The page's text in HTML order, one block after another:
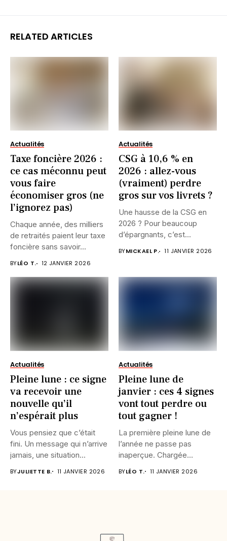
RELATED ARTICLES
Actualités
Taxe foncière 2026 :
ce cas méconnu peut
vous faire
économiser gros (ne
l’ignorez pas)
Chaque année, des milliers
de retraités paient leur taxe
foncière sans savoir...
BYLÉO T. 12 JANVIER 2026
Actualités
CSG à 10,6 % en
2026 : allez-vous
(vraiment) perdre
gros sur vos livrets ?
Une hausse de la CSG en
2026 ? Pour beaucoup
d’épargnants, c’est...
BYMICKAEL P. 11 JANVIER 2026
Actualités
Pleine lune : ce signe
va recevoir une
nouvelle qu’il
n’espérait plus
Vous pensiez que c’était
fini. Un message qui n’arrive
jamais, une situation...
BYJULIETTE B. 11 JANVIER 2026
Actualités
Pleine lune de
janvier : ces 4 signes
vont tout perdre ou
tout gagner !
La première pleine lune de
l’année ne passe pas
inaperçue. Chargée
BYLÉO T. 11 JANVIER 2026